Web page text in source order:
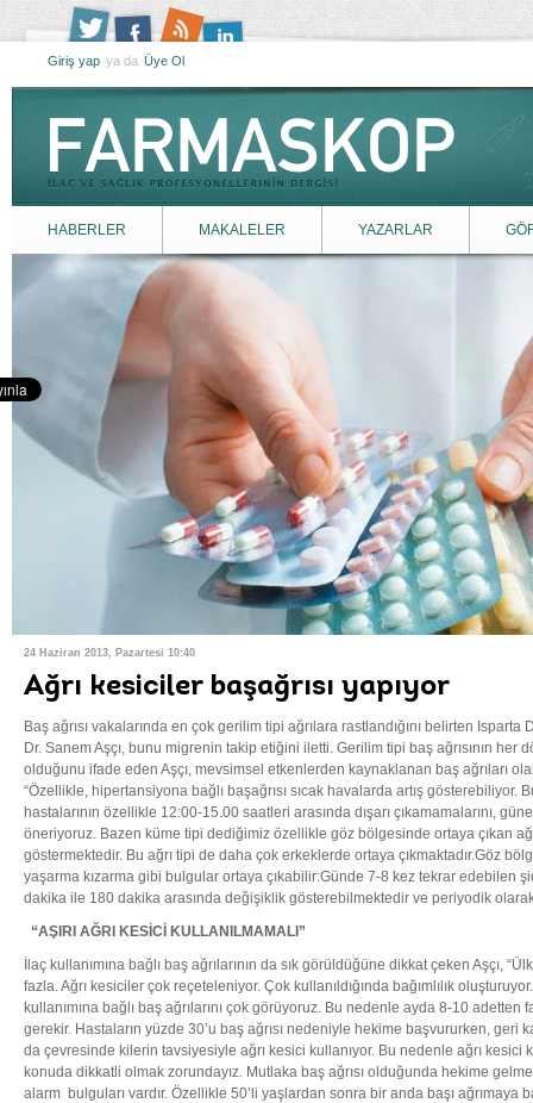
Giriş yap ya da Üye Ol
HABERLER MAKALELER YAZARLAR
24 Haziran 2013, Pazartesi 10:40
Ağrı kesiciler başağrısı yapıyor
Baş ağrısı vakalarında en çok gerilim tipi ağrılara rastlandığını belirten
Dr. Sanem Aşçı, bunu migrenin takip etiğini iletti. Gerilim tipi baş ağrısının her
olduğunu ifade eden Aşçı, mevsimsel etkenlerden kaynaklanan baş ağrıları
“Özellikle, hipertansiyona bağlı başağrısı sıcak havalarda artış gösterebiliyor.
hastalarının özellikle 12:00-15.00 saatleri arasında dışarı çıkamamalarını,
öneriyoruz. Bazen küme tipi dediğimiz özellikle göz bölgesinde ortaya çıkan
göstermektedir. Bu ağrı tipi de daha çok erkeklerde ortaya çıkmaktadır.Göz
yaşarma kızarma gibi bulgular ortaya çıkabilir:Günde 7-8 kez tekrar edebilen
dakika ile 180 dakika arasında değişiklik gösterebilmektedir ve periyodik
“AŞIRI AĞRI KESİCİ KULLANILMAMALI”
İlaç kullanımına bağlı baş ağrılarının da sık görüldüğüne dikkat çeken Aşçı,
fazla. Ağrı kesiciler çok reçeteleniyor. Çok kullanıldığında bağımlılık
kullanımına bağlı baş ağrılarını çok görüyoruz. Bu nedenle ayda 8-10 adetten
gerekir. Hastaların yüzde 30’u baş ağrısı nedeniyle hekime başvururken,
da çevresinde kilerin tavsiyesiyle ağrı kesici kullanıyor. Bu nedenle ağrı kesici
konuda dikkatli olmak zorundayız. Mutlaka baş ağrısı olduğunda hekime
alarm bulguları vardır. Özellikle 50’li yaşlardan sonra bir anda başı ağrımaya